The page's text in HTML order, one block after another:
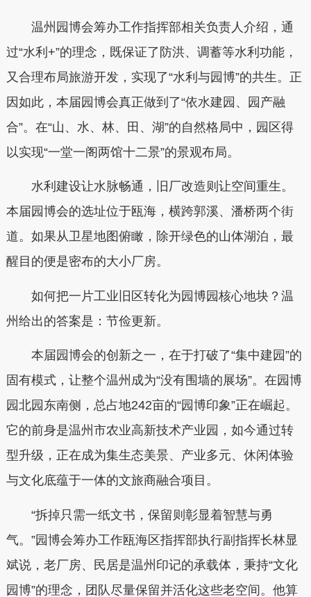
温州园博会筹办工作指挥部相关负责人介绍，通
过“水利+”的理念，既保证了防洪、调蓄等水利功能，
又合理布局旅游开发，实现了“水利与园博”的共生。正
因如此，本届园博会真正做到了“依水建园、园产融
合”。在“山、水、林、田、湖”的自然格局中，园区得
以实现“一堂一阁两馆十二景”的景观布局。
水利建设让水脉畅通，旧厂改造则让空间重生。
本届园博会的选址位于瓯海，横跨郭溪、潘桥两个街
道。如果从卫星地图俯瞰，除开绿色的山体湖泊，最
醒目的便是密布的大小厂房。
如何把一片工业旧区转化为园博园核心地块？温
州给出的答案是：节俭更新。
本届园博会的创新之一，在于打破了“集中建园”的
固有模式，让整个温州成为“没有围墙的展场”。在园博
园北园东南侧，总占地242亩的“园博印象”正在崛起。
它的前身是温州市农业高新技术产业园，如今通过转
型升级，正在成为集生态美景、产业多元、休闲体验
与文化底蕴于一体的文旅商融合项目。
“拆掉只需一纸文书，保留则彰显着智慧与勇
气。”园博会筹办工作瓯海区指挥部执行副指挥长林显
斌说，老厂房、民居是温州印记的承载体，秉持“文化
园博”的理念，团队尽量保留并活化这些老空间。他算